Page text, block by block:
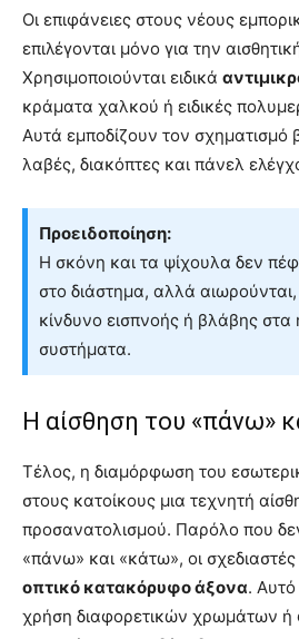
Οι επιφάνειες στους νέους
επιλέγονται μόνο για την
Χρησιμοποιούνται ειδικά
κράματα χαλκού ή ειδικές
Αυτά εμποδίζουν τον σχηματισμό
λαβές, διακόπτες και πάνελ
Προειδοποίηση:
Η σκόνη και τα ψίχουλα δεν
στο διάστημα, αλλά
κίνδυνο εισπνοής ή βλάβης στα
συστήματα.
Η αίσθηση του «πάνω»
Τέλος, η διαμόρφωση του
στους κατοίκους μια τεχνητή
προσανατολισμού. Παρόλο που
«πάνω» και «κάτω», οι
οπτικό κατακόρυφο άξονα. Αυτό
χρήση διαφορετικών χρωμάτων ή